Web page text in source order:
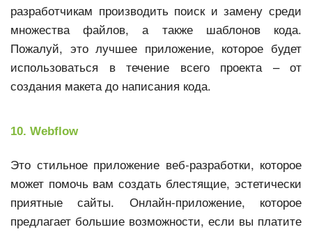
разработчикам производить поиск и замену среди
множества файлов, а также шаблонов кода.
Пожалуй, это лучшее приложение, которое будет
использоваться в течение всего проекта – от
создания макета до написания кода.
10. Webflow
Это стильное приложение веб-разработки, которое
может помочь вам создать блестящие, эстетически
приятные сайты. Онлайн-приложение, которое
предлагает большие возможности, если вы платите